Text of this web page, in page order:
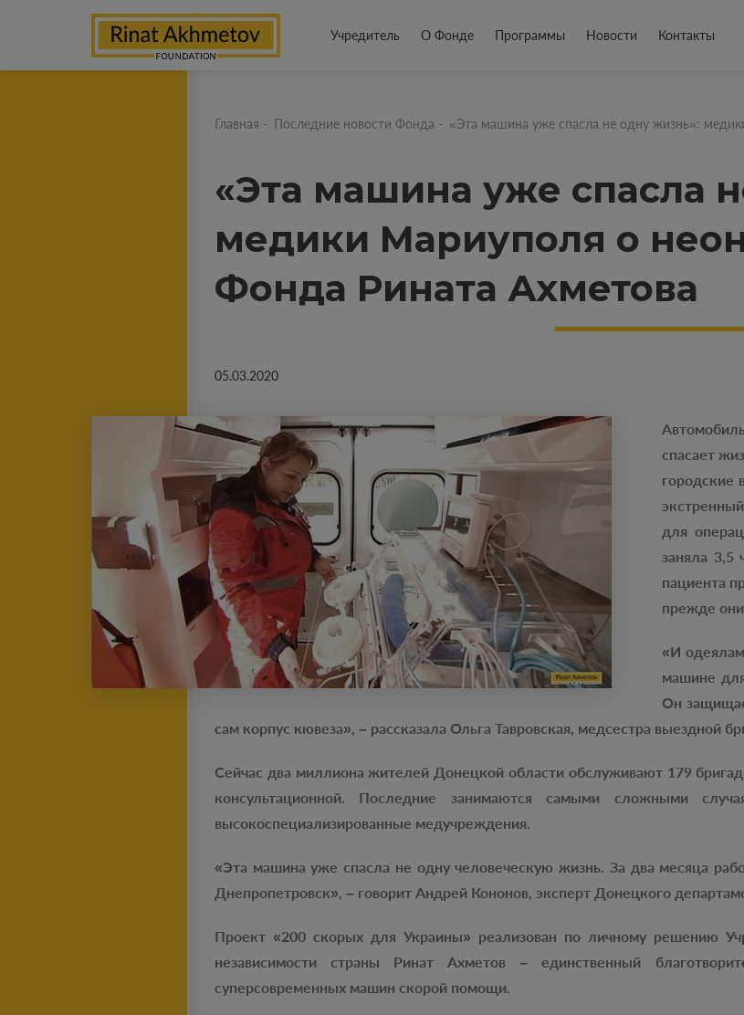
Учредитель О Фонде Программы Новости Контакты
Главная - Последние новости Фонда - «Эта машина уже спасла не одну жизнь»:
«Эта машина уже спасла
медики Мариуполя о
Фонда Рината Ахметова
05.03.2020
спасает
городские
для
заняла 3,5
пациента
прежде они
«И
машине
Он
сам корпус кювеза», – рассказала Ольга Тавровская, медсестра выездной
Сейчас два миллиона жителей Донецкой области обслуживают 179
консультационной. Последние занимаются самыми сложными
высокоспециализированные медучреждения.
«Эта машина уже спасла не одну человеческую жизнь. За два месяца
Днепропетровск», – говорит Андрей Кононов, эксперт Донецкого
Проект «200 скорых для Украины» реализован по личному решению
независимости страны Ринат Ахметов – единственный
суперсовременных машин скорой помощи.